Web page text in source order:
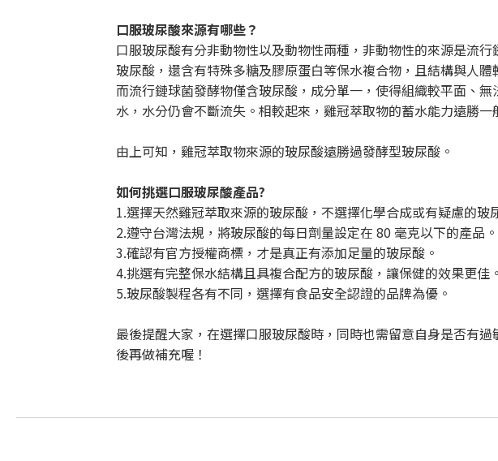
口服玻尿酸來源有哪些？
口服玻尿酸有分非動物性以及動物性兩種，非動物性的來源是流
玻尿酸，還含有特殊多糖及膠原蛋白等保水複合物，且結構與人
而流行鏈球菌發酵物僅含玻尿酸，成分單一，使得組織較平面、
水，水分仍會不斷流失。相較起來，雞冠萃取物的蓄水能力遠勝一
由上可知，雞冠萃取物來源的玻尿酸遠勝過發酵型玻尿酸。
如何挑選口服玻尿酸產品?
1.選擇天然雞冠萃取來源的玻尿酸，不選擇化學合成或有疑慮的玻
2.遵守台灣法規，將玻尿酸的每日劑量設定在 80 毫克以下的產品。
3.確認有官方授權商標，才是真正有添加足量的玻尿酸。
4.挑選有完整保水結構且具複合配方的玻尿酸，讓保健的效果更佳。
5.玻尿酸製程各有不同，選擇有食品安全認證的品牌為優。
最後提醒大家，在選擇口服玻尿酸時，同時也需留意自身是否有
後再做補充喔！